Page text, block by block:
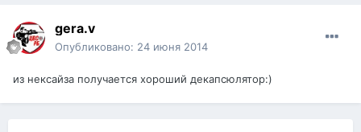
gera.v
Опубликовано: 24 июня 2014
из нексайза получается хороший декапсюлятор:)